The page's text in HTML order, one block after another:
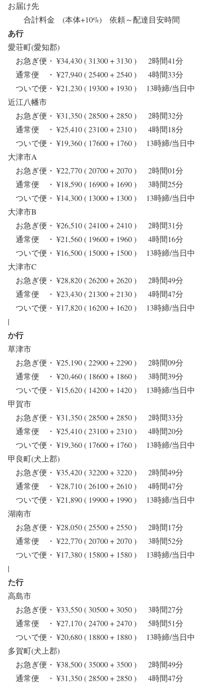
お届け先
合計料金 (本体+10%) 依頼～配達目安時間
あ行
愛荘町(愛知郡)
お急ぎ便・ ¥34,430 ( 31300 + 3130 ) 2時間41分
通常便 ・ ¥27,940 ( 25400 + 2540 ) 4時間33分
ついで便・ ¥21,230 ( 19300 + 1930 ) 13時締/当日中
近江八幡市
お急ぎ便・ ¥31,350 ( 28500 + 2850 ) 2時間32分
通常便 ・ ¥25,410 ( 23100 + 2310 ) 4時間18分
ついで便・ ¥19,360 ( 17600 + 1760 ) 13時締/当日中
大津市A
お急ぎ便・ ¥22,770 ( 20700 + 2070 ) 2時間01分
通常便 ・ ¥18,590 ( 16900 + 1690 ) 3時間25分
ついで便・ ¥14,300 ( 13000 + 1300 ) 13時締/当日中
大津市B
お急ぎ便・ ¥26,510 ( 24100 + 2410 ) 2時間31分
通常便 ・ ¥21,560 ( 19600 + 1960 ) 4時間16分
ついで便・ ¥16,500 ( 15000 + 1500 ) 13時締/当日中
大津市C
お急ぎ便・ ¥28,820 ( 26200 + 2620 ) 2時間49分
通常便 ・ ¥23,430 ( 21300 + 2130 ) 4時間47分
ついで便・ ¥17,820 ( 16200 + 1620 ) 13時締/当日中
|
か行
草津市
お急ぎ便・ ¥25,190 ( 22900 + 2290 ) 2時間09分
通常便 ・ ¥20,460 ( 18600 + 1860 ) 3時間39分
ついで便・ ¥15,620 ( 14200 + 1420 ) 13時締/当日中
甲賀市
お急ぎ便・ ¥31,350 ( 28500 + 2850 ) 2時間33分
通常便 ・ ¥25,410 ( 23100 + 2310 ) 4時間20分
ついで便・ ¥19,360 ( 17600 + 1760 ) 13時締/当日中
甲良町(犬上郡)
お急ぎ便・ ¥35,420 ( 32200 + 3220 ) 2時間49分
通常便 ・ ¥28,710 ( 26100 + 2610 ) 4時間47分
ついで便・ ¥21,890 ( 19900 + 1990 ) 13時締/当日中
湖南市
お急ぎ便・ ¥28,050 ( 25500 + 2550 ) 2時間17分
通常便 ・ ¥22,770 ( 20700 + 2070 ) 3時間52分
ついで便・ ¥17,380 ( 15800 + 1580 ) 13時締/当日中
|
た行
高島市
お急ぎ便・ ¥33,550 ( 30500 + 3050 ) 3時間27分
通常便 ・ ¥27,170 ( 24700 + 2470 ) 5時間51分
ついで便・ ¥20,680 ( 18800 + 1880 ) 13時締/当日中
多賀町(犬上郡)
お急ぎ便・ ¥38,500 ( 35000 + 3500 ) 2時間49分
通常便 ・ ¥31,350 ( 28500 + 2850 ) 4時間47分